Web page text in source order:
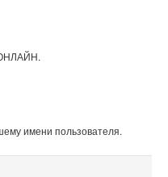
ОНЛАЙН.
имени пользователя.